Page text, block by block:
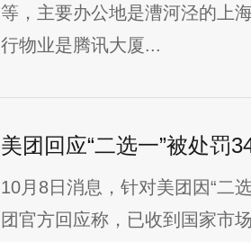
等，主要办公地是漕河泾的上
行物业是腾讯大厦...
10月8日消息，针对美团因“二
团官方回应称，已收到国家市